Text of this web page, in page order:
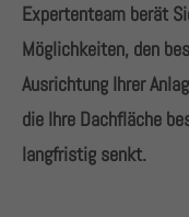
Expertenteam berät
Möglichkeiten, den
Ausrichtung Ihrer
die Ihre Dachfläche
langfristig senkt.